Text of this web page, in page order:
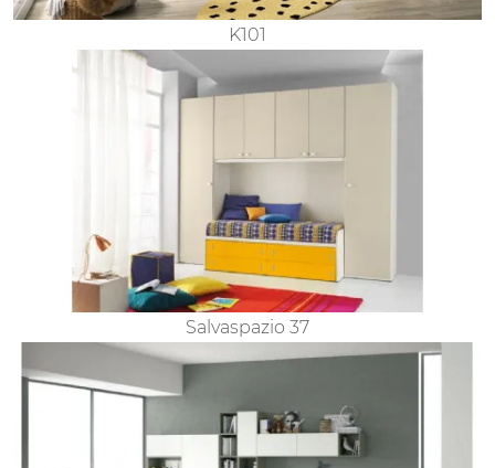
K101
Salvaspazio 37